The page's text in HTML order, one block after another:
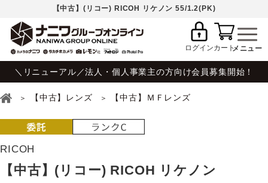
【中古】(リコー) RICOH リケノン 55/1.2(PK)
ログインカート
＼リニューアル／法人・個人事業主の方向け会員募集開始！
【中古】レンズ 【中古】ＭＦレンズ
RICOH
【中古】(リコー) RICOH リケノン